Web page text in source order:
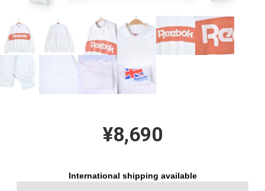
¥8,690
International shipping available